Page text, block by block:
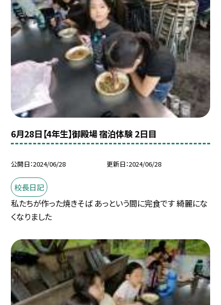
6月28日【4年生】御殿場 宿泊体験 2日目
公開日 2024/06/28 更新日 2024/06/28
校長日記
私たちが作った焼きそば あっという間に完食です 綺麗にな
くなりました